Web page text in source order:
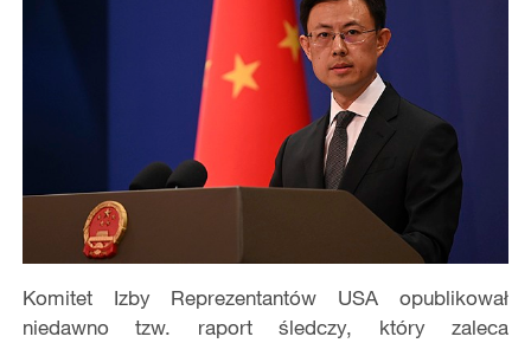
Komitet Izby Reprezentantów USA opublikował
niedawno tzw. raport śledczy, który zaleca